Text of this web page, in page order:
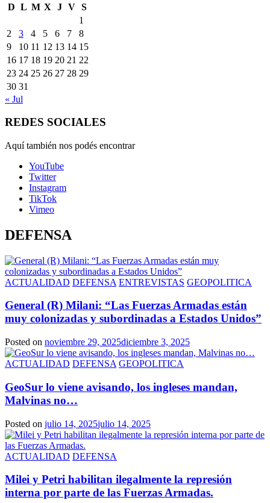
D L M X J V S
1
2
3 4 5 6 7
8
9
10 11 12 13 14 15
16 17 18 19 20 21 22
23 24 25 26 27 28 29
30 31
« Jul
REDES SOCIALES
Aquí también nos podés encontrar
YouTube
Twitter
Instagram
TikTok
Vimeo
DEFENSA
ACTUALIDAD DEFENSA ENTREVISTAS GEOPOLITICA
General (R) Milani: “Las Fuerzas Armadas están
muy colonizadas y subordinadas a Estados Unidos”
Posted on noviembre 29, 2025diciembre 3, 2025
ACTUALIDAD DEFENSA GEOPOLITICA
GeoSur lo viene avisando, los ingleses mandan,
Malvinas no…
Posted on julio 14, 2025julio 14, 2025
ACTUALIDAD DEFENSA
Milei y Petri habilitan ilegalmente la represión
interna por parte de las Fuerzas Armadas.